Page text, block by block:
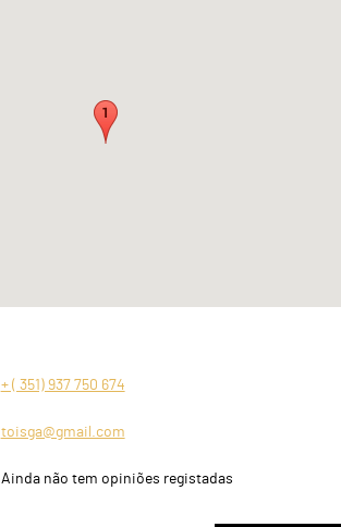
+ ( 351) 937 750 674
toisga@gmail.com
Ainda não tem opiniões registadas